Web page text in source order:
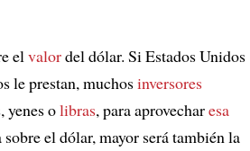
el valordel dólar. Si Estados Unidos
le prestan, muchosinversores
yenes olibras, para aprovecharesa
el dólar, mayor será también la